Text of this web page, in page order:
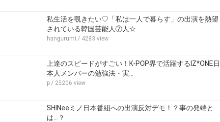
私生活を覗きたい♡「私は一人で暮らす」の出演を熱望
されている韓国芸能人⑦人☆
hangurumi / 4283 view
上達のスピードがすごい！K-POP界で活躍するIZ*ONE日
本人メンバーの勉強法・実…
p / 25206 view
SHINeeミノ日本番組への出演反対デモ！？事の発端と
は...？